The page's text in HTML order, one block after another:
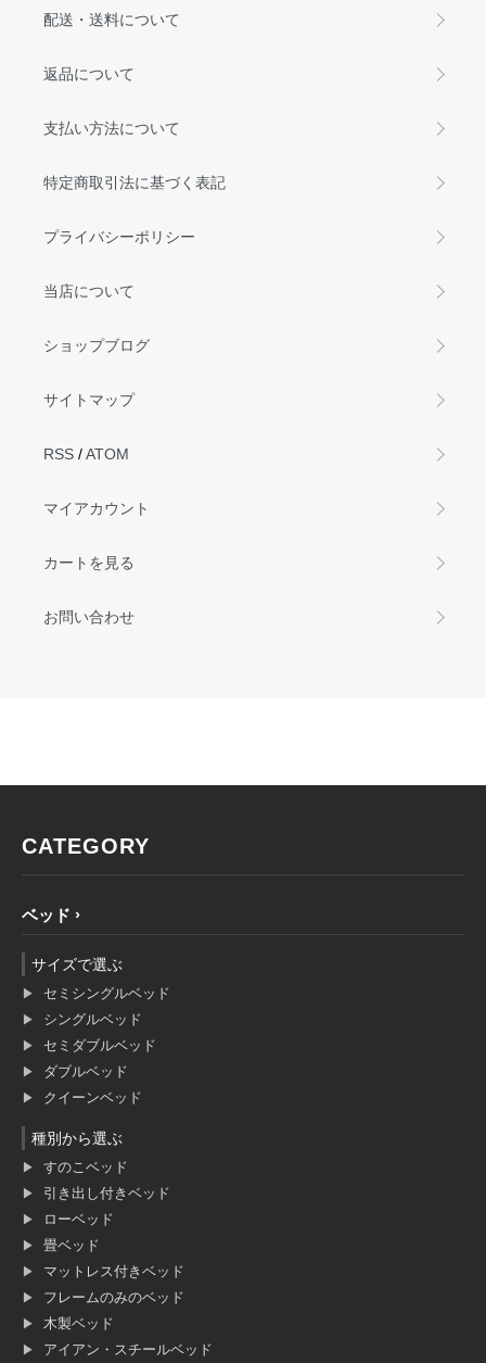
配送・送料について
返品について
支払い方法について
特定商取引法に基づく表記
プライバシーポリシー
当店について
ショップブログ
サイトマップ
RSS /ATOM
マイアカウント
カートを見る
お問い合わせ
CATEGORY
ベッド
サイズで選ぶ
セミシングルベッド
シングルベッド
セミダブルベッド
ダブルベッド
クイーンベッド
種別から選ぶ
すのこベッド
引き出し付きベッド
ローベッド
畳ベッド
マットレス付きベッド
フレームのみのベッド
木製ベッド
アイアン・スチールベッド